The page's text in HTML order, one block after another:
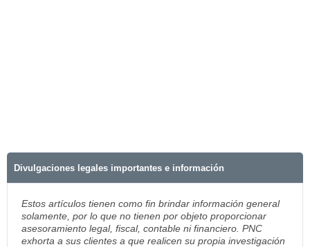
Divulgaciones legales importantes e información
Estos artículos tienen como fin brindar información general
solamente, por lo que no tienen por objeto proporcionar
asesoramiento legal, fiscal, contable ni financiero. PNC
exhorta a sus clientes a que realicen su propia investigación